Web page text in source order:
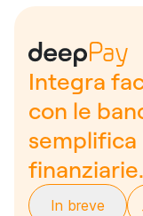
Integra
con le
finanziarie.
In breve